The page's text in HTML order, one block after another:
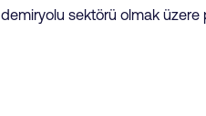
demiryolu sektörü olmak üzere